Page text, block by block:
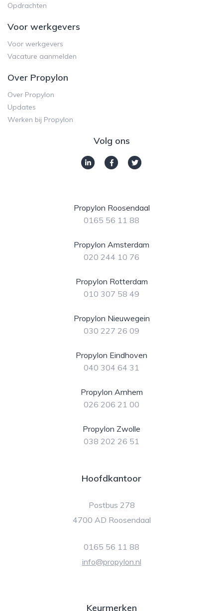
Opdrachten
Voor werkgevers
Voor werkgevers
Vacature aanmelden
Over Propylon
Over Propylon
Updates
Werken bij Propylon
Volg ons
Propylon Roosendaal
0165 56 11 88
Propylon Amsterdam
020 244 10 76
Propylon Rotterdam
010 307 58 49
Propylon Nieuwegein
030 227 26 09
Propylon Eindhoven
040 304 64 31
Propylon Arnhem
026 206 21 00
Propylon Zwolle
038 202 26 51
Hoofdkantoor
Postbus 278
4700 AD Roosendaal
0165 56 11 88
info@propylon.nl
Keurmerken